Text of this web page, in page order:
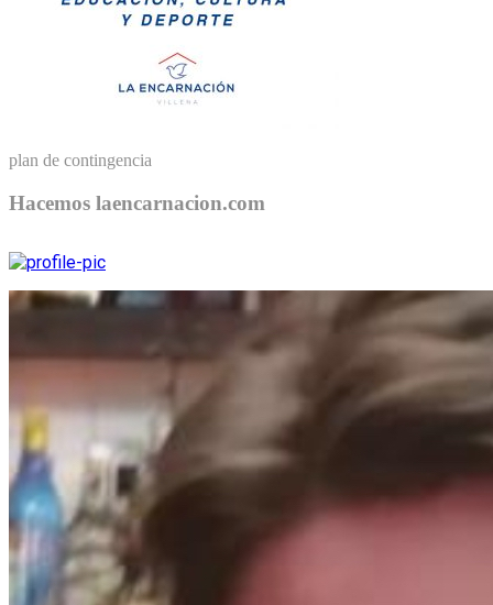
plan de contingencia
Hacemos laencarnacion.com